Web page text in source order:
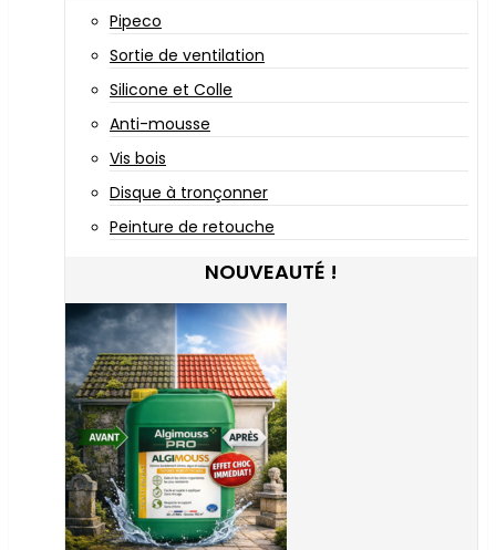
Pipeco
Sortie de ventilation
Silicone et Colle
Anti-mousse
Vis bois
Disque à tronçonner
Peinture de retouche
NOUVEAUTÉ !